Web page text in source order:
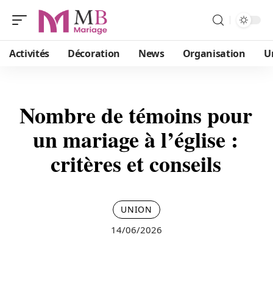
Activités Décoration News Organisation
Nombre de témoins pour
un mariage à l’église :
critères et conseils
UNION
14/06/2026